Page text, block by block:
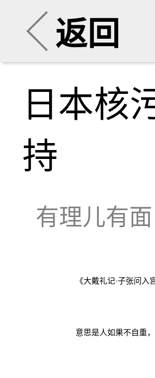
返回
日本核
持
有理儿有面
《大戴礼记·子张问
意思是人如果不自重